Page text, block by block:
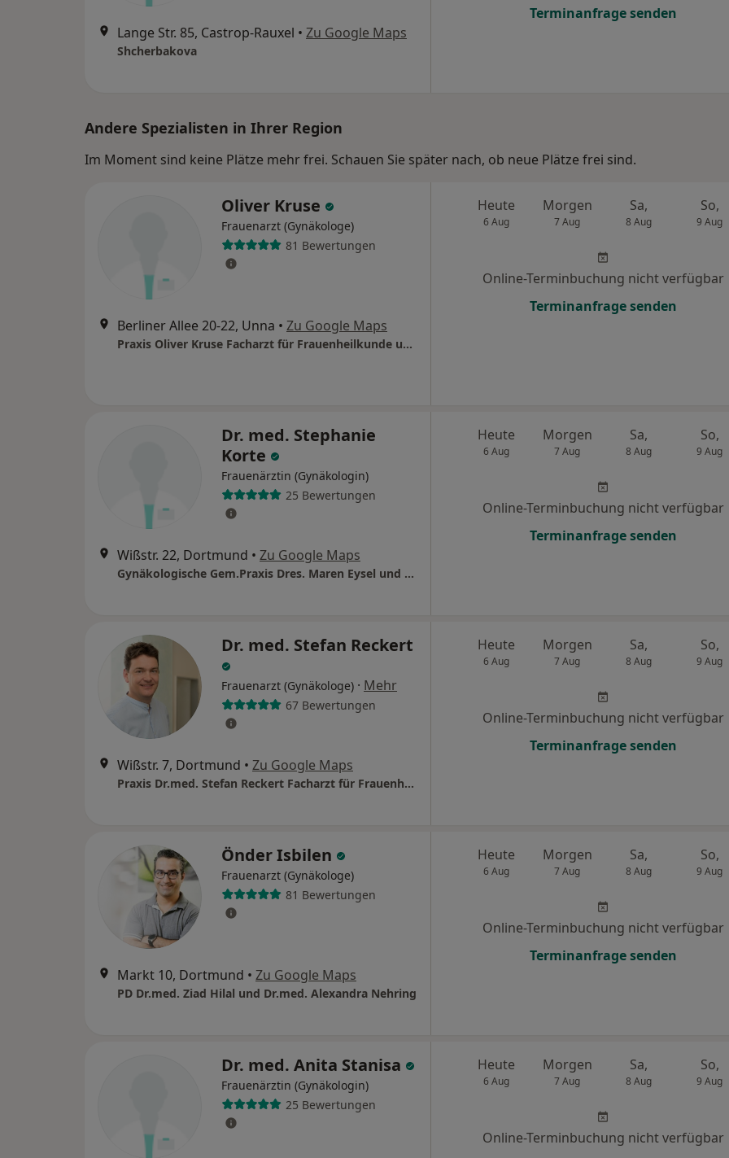
Lange Str. 85, Castrop-Rauxel • Zu Google Maps
Shcherbakova
Terminanfrage senden
Andere Spezialisten in Ihrer Region
Im Moment sind keine Plätze mehr frei. Schauen Sie später nach, ob neue Plätze frei sind.
Oliver Kruse
Frauenarzt (Gynäkologe)
81 Bewertungen
Berliner Allee 20-22, Unna • Zu Google Maps
Praxis Oliver Kruse Facharzt für Frauenheilkunde und Geburtshilfe
Heute
6 Aug
Morgen
7 Aug
Sa,
8 Aug
So,
9 Aug
Online-Terminbuchung nicht verfügbar
Terminanfrage senden
Dr. med. Stephanie
Korte
Frauenärztin (Gynäkologin)
25 Bewertungen
Wißstr. 22, Dortmund • Zu Google Maps
Gynäkologische Gem.Praxis Dres. Maren Eysel und Stephanie Korte
Heute
6 Aug
Morgen
7 Aug
Sa,
8 Aug
So,
9 Aug
Online-Terminbuchung nicht verfügbar
Terminanfrage senden
Dr. med. Stefan Reckert
Frauenarzt (Gynäkologe) · Mehr
67 Bewertungen
Wißstr. 7, Dortmund • Zu Google Maps
Praxis Dr.med. Stefan Reckert Facharzt für Frauenheilkunde und Geburtshilfe
Heute
6 Aug
Morgen
7 Aug
Sa,
8 Aug
So,
9 Aug
Online-Terminbuchung nicht verfügbar
Terminanfrage senden
Önder Isbilen
Frauenarzt (Gynäkologe)
81 Bewertungen
Markt 10, Dortmund • Zu Google Maps
PD Dr.med. Ziad Hilal und Dr.med. Alexandra Nehring
Heute
6 Aug
Morgen
7 Aug
Sa,
8 Aug
So,
9 Aug
Online-Terminbuchung nicht verfügbar
Terminanfrage senden
Dr. med. Anita Stanisa
Frauenärztin (Gynäkologin)
25 Bewertungen
Heute
6 Aug
Morgen
7 Aug
Sa,
8 Aug
So,
9 Aug
Online-Terminbuchung nicht verfügbar